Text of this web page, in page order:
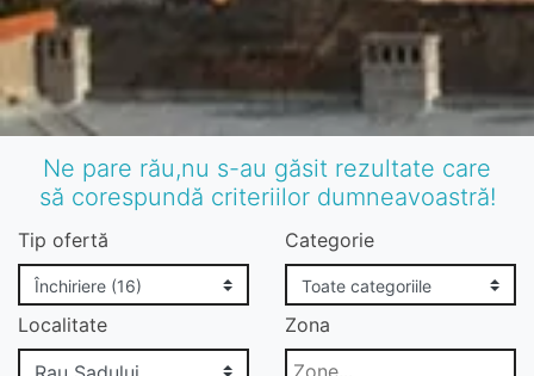
Ne pare rău,nu s-au găsit rezultate care
să corespundă criteriilor dumneavoastră!
Tip ofertă Categorie
Localitate Zona